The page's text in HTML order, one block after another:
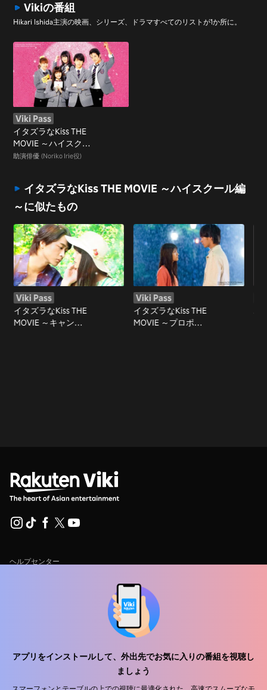
アプリをインストールして、外出先でお気に入りの番組を視聴し
ましょう
Vikiの番組
Hikari Ishida主演の映画、シリーズ、ドラマすべてのリストが1か所に。
Viki Pass
イタズラなKiss THE
MOVIE ～ハイスクー
ル編～
助演俳優 (Noriko Irie役)
イタズラなKiss THE MOVIE ～ハイスクール編
～に似たもの
Viki Pass
イタズラなKiss THE
MOVIE ～キャンパ
Viki Pass
イタズラなKiss THE
MOVIE ～プロポー
ヘルプセンター